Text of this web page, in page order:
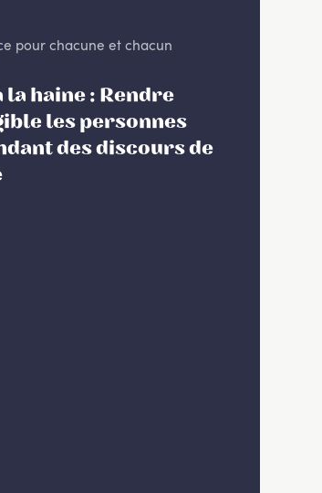
pour chacune et chacun
la haine : Rendre
les personnes
des discours de